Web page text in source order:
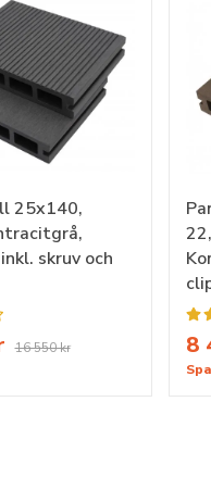
25x140,
skruv och
16 550 kr
8